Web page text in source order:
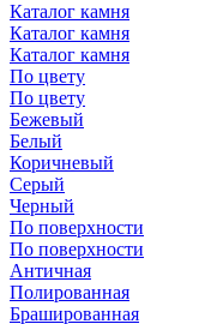
Каталог камня
Каталог камня
Каталог камня
По цвету
По цвету
Бежевый
Белый
Коричневый
Серый
Черный
По поверхности
По поверхности
Античная
Полированная
Брашированная